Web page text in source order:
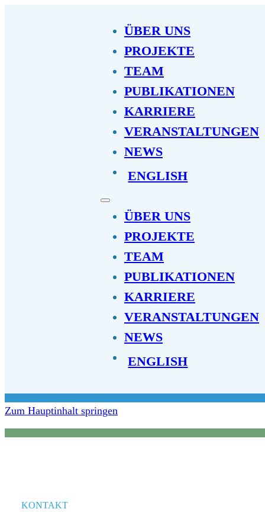
Zum Hauptinhalt springen
ÜBER UNS
PROJEKTE
TEAM
PUBLIKATIONEN
KARRIERE
VERANSTALTUNGEN
NEWS
ENGLISH
ÜBER UNS
PROJEKTE
TEAM
PUBLIKATIONEN
KARRIERE
VERANSTALTUNGEN
NEWS
ENGLISH
KONTAKT